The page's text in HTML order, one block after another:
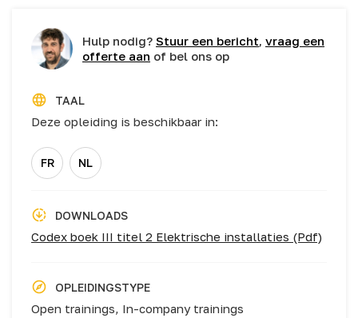
Hulp nodig? Stuur een bericht, vraag een
offerte aan of bel ons op
TAAL
Deze opleiding is beschikbaar in:
FR NL
DOWNLOADS
Codex boek III titel 2 Elektrische installaties (Pdf)
OPLEIDINGSTYPE
Open trainings, In-company trainings